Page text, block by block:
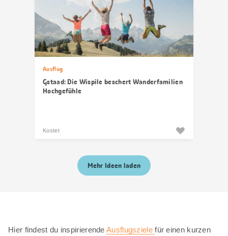
Ausflug
Gstaad: Die Wispile beschert Wanderfamilien
Hochgefühle
Kostet
Mehr Ideen laden
Hier findest du inspirierendeAusflugszielefür einen kurzen